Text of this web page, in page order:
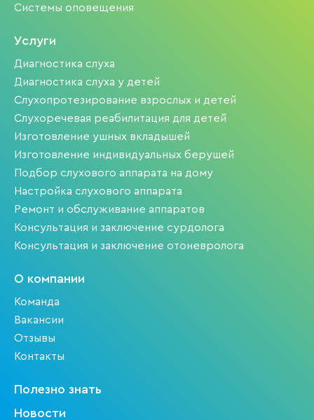
Системы оповещения
Услуги
Диагностика слуха
Диагностика слуха у детей
Слухопротезирование взрослых и детей
Слухоречевая реабилитация для детей
Изготовление ушных вкладышей
Изготовление индивидуальных берушей
Подбор слухового аппарата на дому
Настройка слухового аппарата
Ремонт и обслуживание аппаратов
Консультация и заключение сурдолога
Консультация и заключение отоневролога
О компании
Команда
Вакансии
Отзывы
Контакты
Полезно знать
Новости